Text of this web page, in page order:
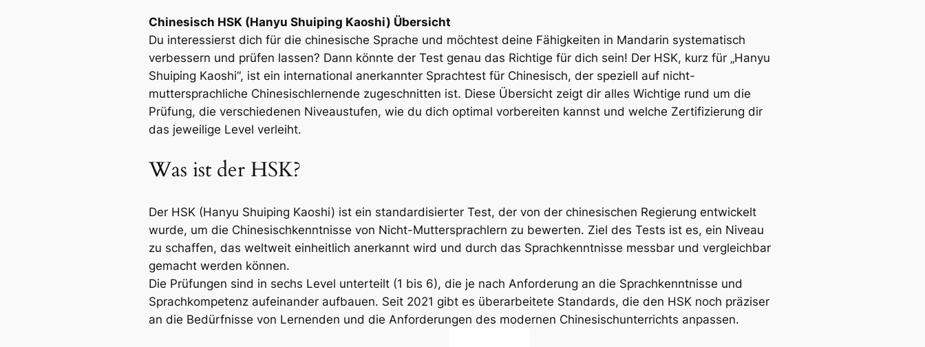
Chinesisch HSK (Hanyu Shuiping Kaoshi) Übersicht
Du interessierst dich für die chinesische Sprache und möchtest deine Fähigkeiten in Mandarin systematisch
verbessern und prüfen lassen? Dann könnte der Test genau das Richtige für dich sein! Der HSK, kurz für „Hanyu
Shuiping Kaoshi“, ist ein international anerkannter Sprachtest für Chinesisch, der speziell auf nicht-
muttersprachliche Chinesischlernende zugeschnitten ist. Diese Übersicht zeigt dir alles Wichtige rund um die
Prüfung, die verschiedenen Niveaustufen, wie du dich optimal vorbereiten kannst und welche Zertifizierung dir
das jeweilige Level verleiht.
Was ist der HSK?
Der HSK (Hanyu Shuiping Kaoshi) ist ein standardisierter Test, der von der chinesischen Regierung entwickelt
wurde, um die Chinesischkenntnisse von Nicht-Muttersprachlern zu bewerten. Ziel des Tests ist es, ein Niveau
zu schaffen, das weltweit einheitlich anerkannt wird und durch das Sprachkenntnisse messbar und vergleichbar
gemacht werden können.
Die Prüfungen sind in sechs Level unterteilt (1 bis 6), die je nach Anforderung an die Sprachkenntnisse und
Sprachkompetenz aufeinander aufbauen. Seit 2021 gibt es überarbeitete Standards, die den HSK noch präziser
an die Bedürfnisse von Lernenden und die Anforderungen des modernen Chinesischunterrichts anpassen.